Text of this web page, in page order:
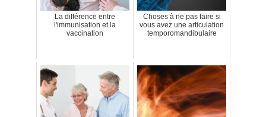
La différence entre
l'immunisation et la
vaccination
Choses à ne pas faire si
vous avez une articulation
temporomandibulaire